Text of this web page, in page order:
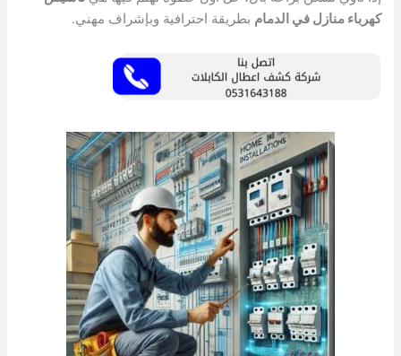
كهرباء منازل في الدمام بطريقة احترافية وبإشراف مهني.